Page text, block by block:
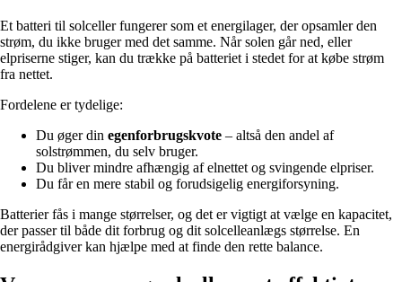
Et batteri til solceller fungerer som et energilager, der opsamler den
strøm, du ikke bruger med det samme. Når solen går ned, eller
elpriserne stiger, kan du trække på batteriet i stedet for at købe strøm
fra nettet.
Fordelene er tydelige:
Du øger din egenforbrugskvote – altså den andel af
solstrømmen, du selv bruger.
Du bliver mindre afhængig af elnettet og svingende elpriser.
Du får en mere stabil og forudsigelig energiforsyning.
Batterier fås i mange størrelser, og det er vigtigt at vælge en kapacitet,
der passer til både dit forbrug og dit solcelleanlægs størrelse. En
energirådgiver kan hjælpe med at finde den rette balance.